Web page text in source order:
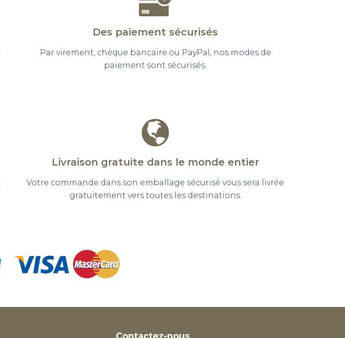
Des paiement sécurisés
Par virement, chèque bancaire ou PayPal, nos modes de
paiement sont sécurisés.
Livraison gratuite dans le monde entier
Votre commande dans son emballage sécurisé vous sera livrée
gratuitement vers toutes les destinations.